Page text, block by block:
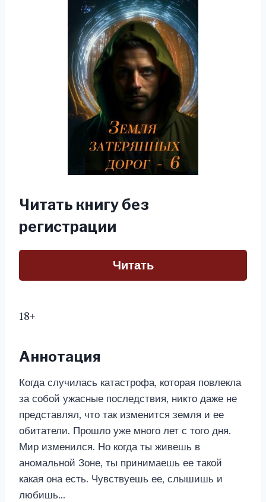
Читать книгу без
регистрации
Читать
18+
Аннотация
Когда случилась катастрофа, которая повлекла
за собой ужасные последствия, никто даже не
представлял, что так изменится земля и ее
обитатели. Прошло уже много лет с того дня.
Мир изменился. Но когда ты живешь в
аномальной Зоне, ты принимаешь ее такой
какая она есть. Чувствуешь ее, слышишь и
любишь…